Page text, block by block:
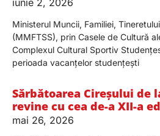
iunie 2, 2026
Ministerul Muncii, Familiei,
(MMFTSS), prin Casele de Cultură
Complexul Cultural Sportiv
perioada vacanțelor studențești
Sărbătoarea Cireșului de
revine cu cea de-a XII-a
mai 26, 2026